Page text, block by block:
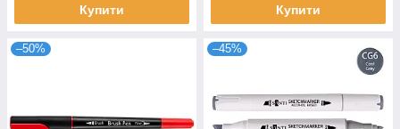
Купити Купити
–50% –45%